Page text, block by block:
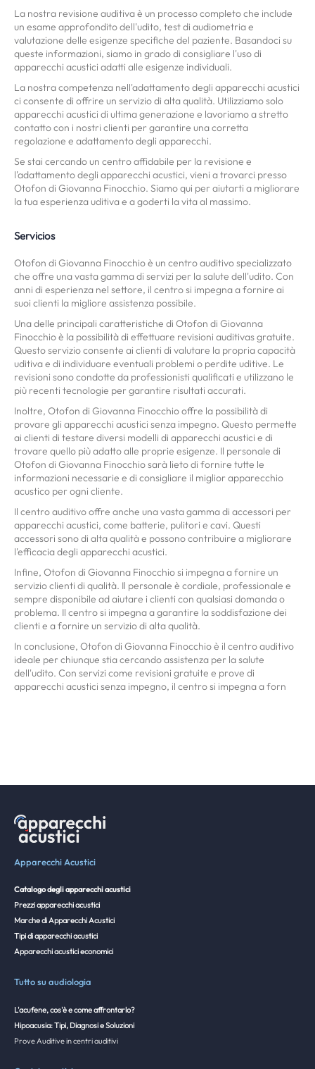
La nostra revisione auditiva è un processo completo che include
un esame approfondito dell'udito, test di audiometria e
valutazione delle esigenze specifiche del paziente. Basandoci su
queste informazioni, siamo in grado di consigliare l'uso di
apparecchi acustici adatti alle esigenze individuali.
La nostra competenza nell'adattamento degli apparecchi acustici
ci consente di offrire un servizio di alta qualità. Utilizziamo solo
apparecchi acustici di ultima generazione e lavoriamo a stretto
contatto con i nostri clienti per garantire una corretta
regolazione e adattamento degli apparecchi.
Se stai cercando un centro affidabile per la revisione e
l'adattamento degli apparecchi acustici, vieni a trovarci presso
Otofon di Giovanna Finocchio. Siamo qui per aiutarti a migliorare
la tua esperienza uditiva e a goderti la vita al massimo.
Servicios
Otofon di Giovanna Finocchio è un centro auditivo specializzato
che offre una vasta gamma di servizi per la salute dell'udito. Con
anni di esperienza nel settore, il centro si impegna a fornire ai
suoi clienti la migliore assistenza possibile.
Una delle principali caratteristiche di Otofon di Giovanna
Finocchio è la possibilità di effettuare revisioni auditivas gratuite.
Questo servizio consente ai clienti di valutare la propria capacità
uditiva e di individuare eventuali problemi o perdite uditive. Le
revisioni sono condotte da professionisti qualificati e utilizzano le
più recenti tecnologie per garantire risultati accurati.
Inoltre, Otofon di Giovanna Finocchio offre la possibilità di
provare gli apparecchi acustici senza impegno. Questo permette
ai clienti di testare diversi modelli di apparecchi acustici e di
trovare quello più adatto alle proprie esigenze. Il personale di
Otofon di Giovanna Finocchio sarà lieto di fornire tutte le
informazioni necessarie e di consigliare il miglior apparecchio
acustico per ogni cliente.
Il centro auditivo offre anche una vasta gamma di accessori per
apparecchi acustici, come batterie, pulitori e cavi. Questi
accessori sono di alta qualità e possono contribuire a migliorare
l'efficacia degli apparecchi acustici.
Infine, Otofon di Giovanna Finocchio si impegna a fornire un
servizio clienti di qualità. Il personale è cordiale, professionale e
sempre disponibile ad aiutare i clienti con qualsiasi domanda o
problema. Il centro si impegna a garantire la soddisfazione dei
clienti e a fornire un servizio di alta qualità.
In conclusione, Otofon di Giovanna Finocchio è il centro auditivo
ideale per chiunque stia cercando assistenza per la salute
dell'udito. Con servizi come revisioni gratuite e prove di
apparecchi acustici senza impegno, il centro si impegna a forn
Apparecchi Acustici
Catalogo degli apparecchi acustici
Prezzi apparecchi acustici
Marche di Apparecchi Acustici
Tipi di apparecchi acustici
Apparecchi acustici economici
Tutto su audiologia
L'acufene, cos'è e come affrontarlo?
Hipoacusia: Tipi, Diagnosi e Soluzioni
Prove Auditive in centri auditivi